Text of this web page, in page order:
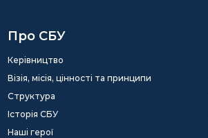
Про СБУ
Керівництво
Візія, місія, цінності та принципи
Структура
Історія СБУ
Наші герої